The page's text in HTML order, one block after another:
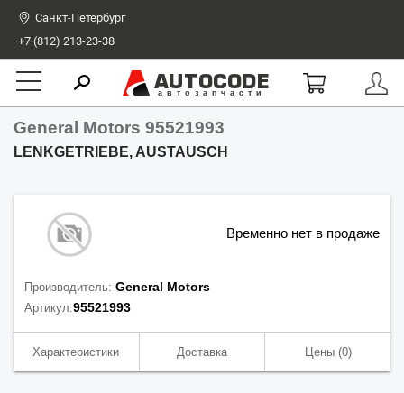
Санкт-Петербург
+7 (812) 213-23-38
AUTOCODE
автозапчасти
General Motors 95521993
LENKGETRIEBE, AUSTAUSCH
Временно нет в продаже
Производитель: General Motors
Артикул:95521993
Характеристики Доставка Цены(0)